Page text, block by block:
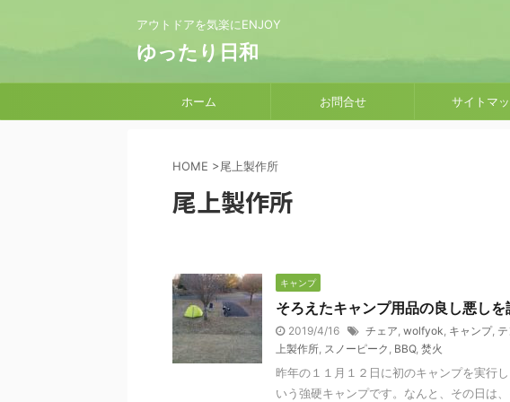
アウトドアを気楽にENJOY
ゆったり日和
ホーム お問合せ サイトマ
HOME >尾上製作所
尾上製作所
キャンプ
そろえたキャンプ用品の良し悪しを
2019/4/16 チェア, wolfyok, キャンプ, テ
上製作所, スノーピーク , BBQ, 焚火
昨年の１１月１２日に初のキャンプを実行
いう強硬キャンプです。なんと、その日は